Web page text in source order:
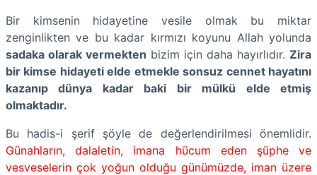
Bir kimsenin hidayetine vesile olmak bu miktar
zenginlikten ve bu kadar kırmızı koyunu Allah yolunda
sadaka olarak vermekten bizim için daha hayırlıdır. Zira
bir kimse hidayeti elde etmekle sonsuz cennet hayatını
kazanıp dünya kadar baki bir mülkü elde etmiş
olmaktadır.
Bu hadis-i şerif şöyle de değerlendirilmesi önemlidir.
Günahların, dalaletin, imana hücum eden şüphe ve
vesveselerin çok yoğun olduğu günümüzde, iman üzere